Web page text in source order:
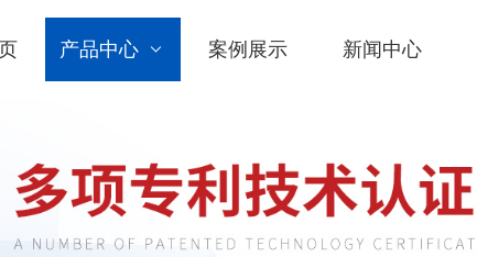
产品中心 案例展示 新闻中心